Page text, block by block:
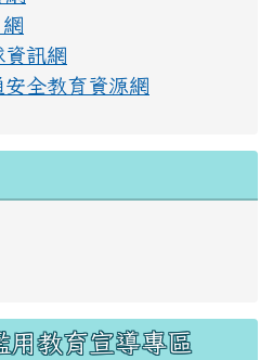
訊網
全教育資源網
用教育宣導專區